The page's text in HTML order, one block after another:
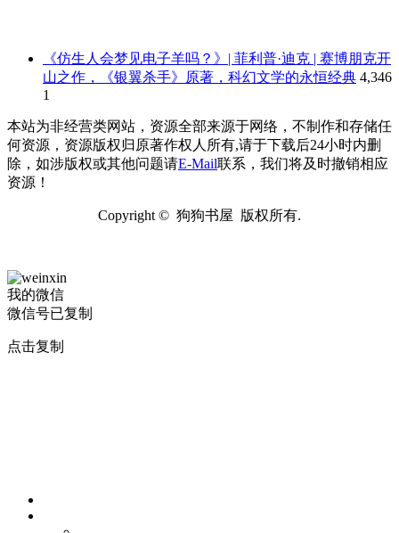
《仿生人会梦见电子羊吗？》| 菲利普·迪克 | 赛博朋克开
山之作，《银翼杀手》原著，科幻文学的永恒经典 4,346
1
本站为非经营类网站，资源全部来源于网络，不制作和存储任
何资源，资源版权归原著作权人所有,请于下载后24小时内删
除，如涉版权或其他问题请E-Mail联系，我们将及时撤销相应
资源！
Copyright © 狗狗书屋 版权所有.
我的微信
微信号已复制
点击复制